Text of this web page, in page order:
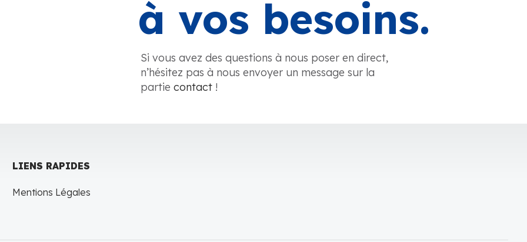
à vos besoins.
Si vous avez des questions à nous poser en direct,
n’hésitez pas à nous envoyer un message sur la
partie contact !
LIENS RAPIDES
Mentions Légales